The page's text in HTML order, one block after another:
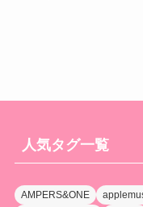
人気タグ一覧
AMPERS&ONE